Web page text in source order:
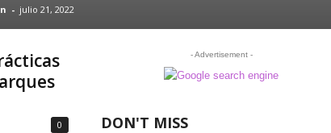
- julio 21, 2022
0
- Advertisement -
DON'T MISS